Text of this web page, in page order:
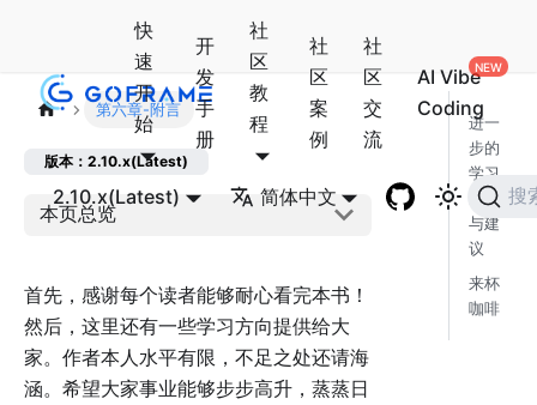
快
速
开
始
开
发
手
册
社
区
教
程
社
区
案
例
社
区
交
流
AI Vibe
Coding
2.10.x(Latest) 简体中文 搜
第六章-附言
版本：2.10.x(Latest)
本页总览
首先，感谢每个读者能够耐心看完本书！
然后，这里还有一些学习方向提供给大
家。作者本人水平有限，不足之处还请海
涵。希望大家事业能够步步高升，蒸蒸日
进一
步的
学习
方向
与建
议
来杯
咖啡